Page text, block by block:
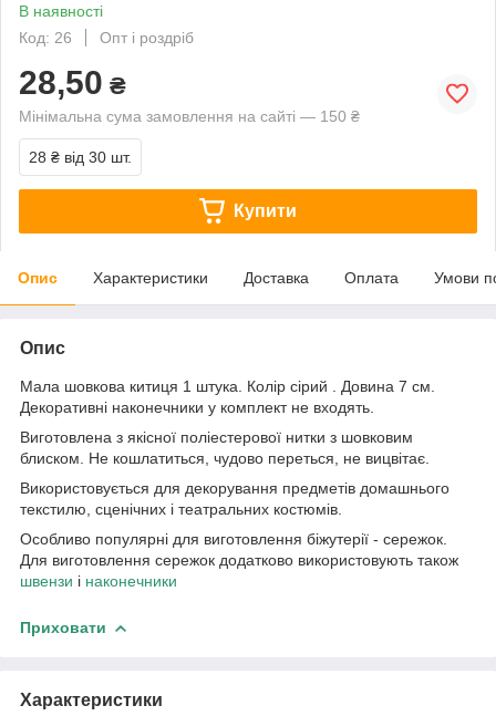
В наявності
Код: 26
Опт і роздріб
28,50 ₴
Мінімальна сума замовлення на сайті — 150 ₴
28 ₴ від 30 шт.
Купити
Опис Характеристики Доставка Оплата Умови
Опис
Мала шовкова китиця 1 штука. Колір сірий . Довина 7 см.
Декоративні наконечники у комплект не входять.
Виготовлена з якісної поліестерової нитки з шовковим
блиском. Не кошлатиться, чудово переться, не вицвітає.
Використовується для декорування предметів домашнього
текстилю, сценічних і театральних костюмів.
Особливо популярні для виготовлення біжутерії - сережок.
Для виготовлення сережок додатково використовують також
швензи і наконечники
Приховати
Характеристики